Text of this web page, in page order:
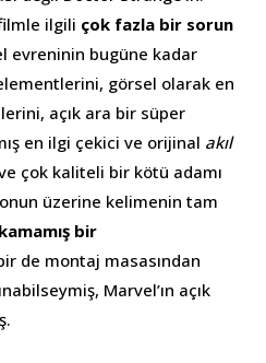
ilgili çok fazla bir sorun
evreninin bugüne kadar
görsel olarak en
açık ara bir süper
en ilgi çekici ve orijinal akıl
çok kaliteli bir kötü adamı
üzerine kelimenin tam
bir
de montaj masasından
Marvel’ın açık